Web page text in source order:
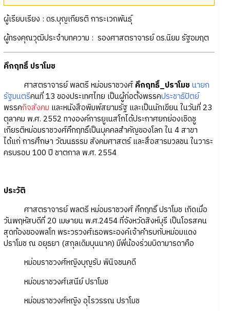
ผู้เรียบเรียง : ดร.บุญเกียรติ การะเวกพันธุ์
ผู้ทรงคุณวุฒิประจำบทความ : รองศาสตราจารย์ ดร.นิยม รัฐอมฤต
คึกฤทธิ์ ปราโมช
ศาสตราจารย์ พลตรี หม่อมราชวงศ์คึกฤทธิ์_ปราโมช นายก
รัฐมนตรีคนที่ 13 ของประเทศไทย เป็นผู้ก่อตั้งพรรคประชาธิปัตย์
พรรคกิจสังคม และหนังสือพิมพ์สยามรัฐ และเป็นนักเขียน ในวันที่ 23
ตุลาคม พ.ศ. 2552 ทางองค์การยูเนสโกได้ประกาศยกย่องเชิดชู
เกียรติหม่อมราชวงศ์คึกฤทธิ์เป็นบุคคลสำคัญของโลก ใน 4 สาขา
ได้แก่ การศึกษา วัฒนธรรม สังคมศาสตร์ และสื่อสารมวลชน ในวาระ
ครบรอบ 100 ปี ชาตกาล พ.ศ. 2554
ประวัติ
ศาสตราจารย์ พลตรี หม่อมราชวงศ์ คึกฤทธิ์ ปราโมช เกิดเมื่อ
วันพฤหัสบดีที่ 20 เมษายน พ.ศ.2454 ที่จังหวัดสิงห์บุรี เป็นโอรสคน
สุดท้องของพลโท พระวรวงศ์เธอพระองค์เจ้าคำรบกับหม่อมแดง
ปราโมช ณ อยุธยา (สกุลเดิมบุนนาค) มีพี่น้องร่วมบิดามารดาคือ
หม่อมราชวงศ์หญิงบุญรับ พินิจชนคดี
หม่อมราชวงศ์เสนีย์ ปราโมช
หม่อมราชวงศ์หญิง อุไรวรรณ ปราโมช